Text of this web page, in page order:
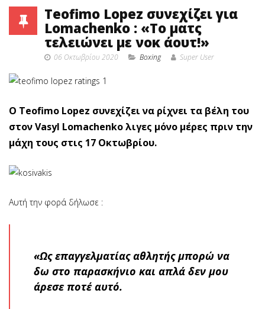
Teofimo Lopez συνεχίζει για
Lomachenko : «Το ματς
τελειώνει με νοκ άουτ!»
06 Οκτωβρίου 2020 Boxing Super User
Ο Teofimo Lopez συνεχίζει να ρίχνει τα βέλη του
στον Vasyl Lomachenko λιγες μόνο μέρες πριν την
μάχη τους στις 17 Οκτωβρίου.
Αυτή την φορά δήλωσε :
«Ως επαγγελματίας αθλητής μπορώ να
δω στο παρασκήνιο και απλά δεν μου
άρεσε ποτέ αυτό.